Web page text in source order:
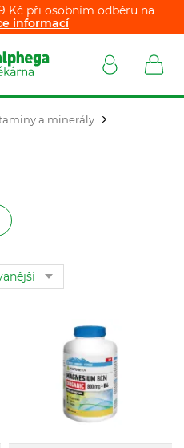
Kč při osobním odběru na
informací
a minerály